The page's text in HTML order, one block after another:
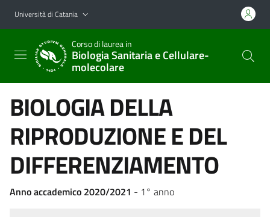
Vai al contenuto principale
Vai al menu di navigazione
Università di Catania
Corso di laurea in
Biologia Sanitaria e Cellulare-
molecolare
BIOLOGIA DELLA
RIPRODUZIONE E DEL
DIFFERENZIAMENTO
Anno accademico 2020/2021 - 1° anno